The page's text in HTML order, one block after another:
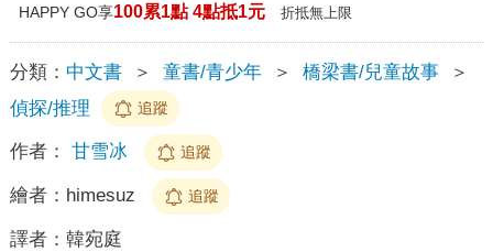
HAPPY GO享100累1點 4點抵1元 折抵無上限
分類： 中文書 ＞ 童書/青少年 ＞ 橋梁書/兒童故事
＞
偵探/推理
追蹤
作者： 甘雪冰 追蹤
繪者： himesuz 追蹤
譯者： 韓宛庭